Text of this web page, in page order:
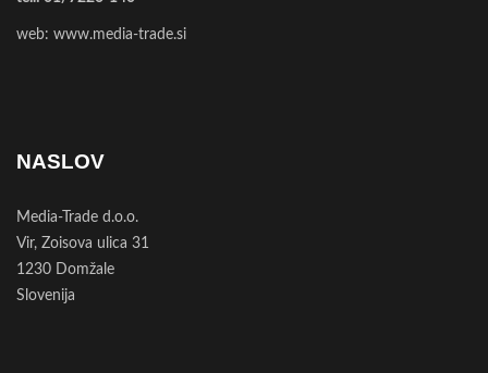
web: www.media-trade.si
NASLOV
Media-Trade d.o.o.
Vir, Zoisova ulica 31
1230 Domžale
Slovenija